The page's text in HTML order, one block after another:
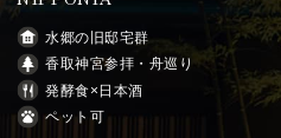
水郷の旧邸宅群
香取神宮参拝・舟巡り
発酵食×日本酒
ペット可